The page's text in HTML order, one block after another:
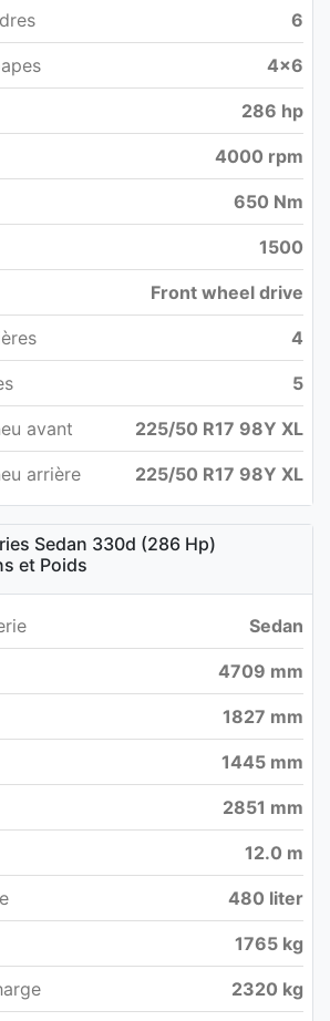
6
4x6
286 hp
4000 rpm
650 Nm
1500
Front wheel drive
4
5
avant 225/50 R17 98Y XL
arrière 225/50 R17 98Y XL
Sedan 330d (286 Hp)
et Poids
Sedan
4709 mm
1827 mm
1445 mm
2851 mm
12.0 m
480 liter
1765 kg
2320 kg